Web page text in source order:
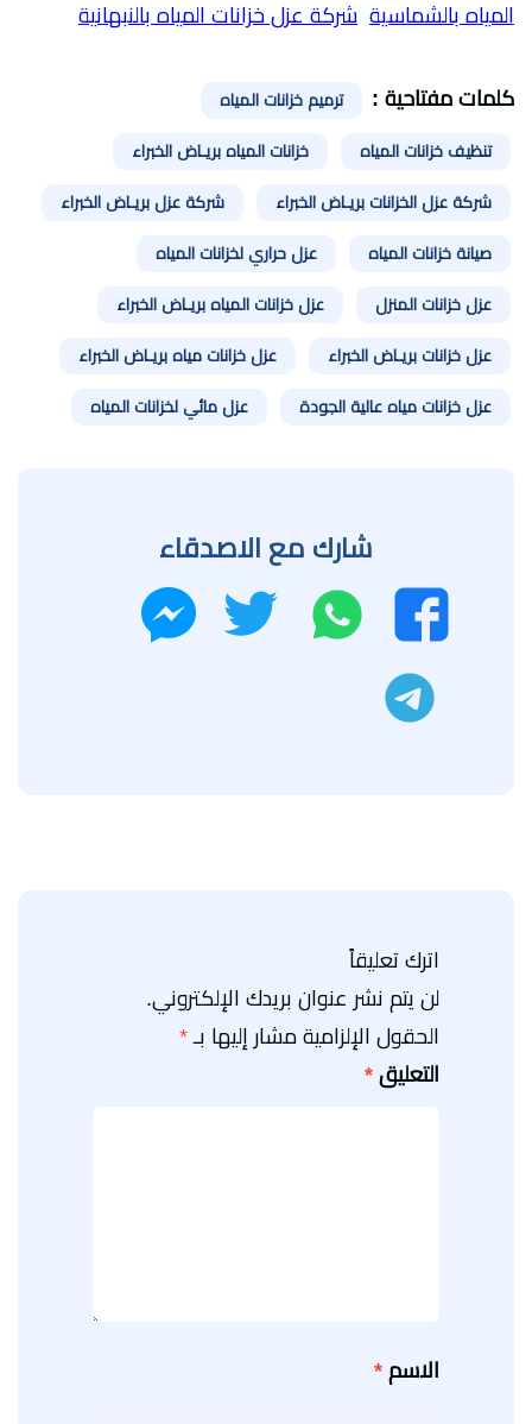
المياه بالشماسية
شركة عزل خزانات المياه بالنبهانية
كلمات مفتاحية : ترميم خزانات المياه
تنظيف خزانات المياه خزانات المياه بريـاض الخبراء
شركة عزل الخزانات بريـاض الخبراء شركة عزل بريـاض الخبراء
صيانة خزانات المياه عزل حراري لخزانات المياه
عزل خزانات المنزل عزل خزانات المياه بريـاض الخبراء
عزل خزانات بريـاض الخبراء عزل خزانات مياه بريـاض الخبراء
عزل خزانات مياه عالية الجودة عزل مائي لخزانات المياه
شارك مع الاصدقاء
فيسبوك واتسابتويتر ماسنجر
اترك تعليقاً
لن يتم نشر عنوان بريدك الإلكتروني.
الحقول الإلزامية مشار إليها بـ*
التعليق*
الاسم*